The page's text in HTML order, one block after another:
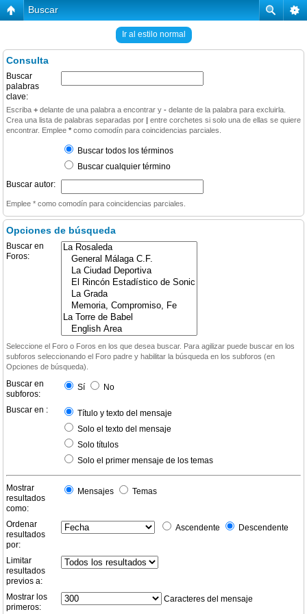
Buscar
Ir al estilo normal
Consulta
Buscar
palabras
clave:
Escriba + delante de una palabra a encontrar y - delante de la palabra para excluirla.
Crea una lista de palabras separadas por | entre corchetes si solo una de ellas se quiere
encontrar. Emplee * como comodín para coincidencias parciales.
Buscar todos los términos
Buscar cualquier término
Buscar autor:
Emplee * como comodín para coincidencias parciales.
Opciones de búsqueda
Buscar en
Foros:
Seleccione el Foro o Foros en los que desea buscar. Para agilizar puede buscar en los
subforos seleccionando el Foro padre y habilitar la búsqueda en los subforos (en
Opciones de búsqueda).
Buscar en
subforos:
Sí No
Buscar en :
Título y texto del mensaje
Solo el texto del mensaje
Solo títulos
Solo el primer mensaje de los temas
Mostrar
resultados
como:
Mensajes Temas
Ordenar
resultados
por:
Ascendente Descendente
Limitar
resultados
previos a:
Mostrar los
primeros:
Caracteres del mensaje